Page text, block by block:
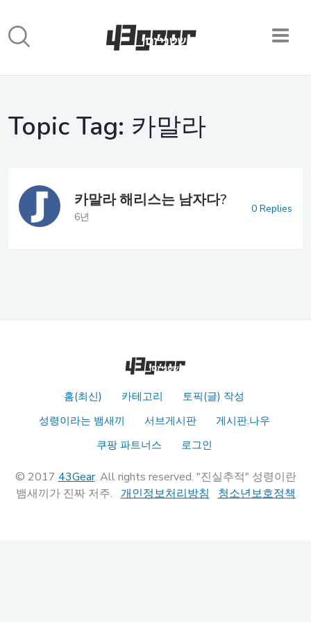
Topic Tag: 카말라
카말라 해리스는 남자다?
6년
0 Replies
홈(최신) 카테고리
토픽(글) 작성
성령이라는 뱀새끼
서브게시판
게시판.나우
쿠팡 파트너스
로그인
© 2017 43Gear. All rights reserved. "진실추적" 성령이란
뱀새끼가 진짜 저주. 개인정보처리방침 청소년보호정책